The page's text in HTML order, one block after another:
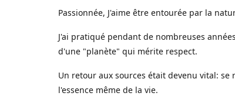
Passionnée, J'aime être entourée par la
J'ai pratiqué pendant de nombreuses
d'une "planète" qui mérite respect.
Un retour aux sources était devenu vital: se
l'essence même de la vie.